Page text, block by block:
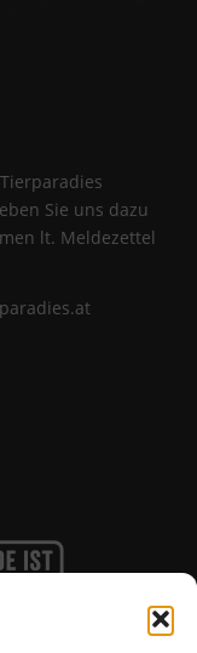
Sie uns dazu
lt. Meldezettel